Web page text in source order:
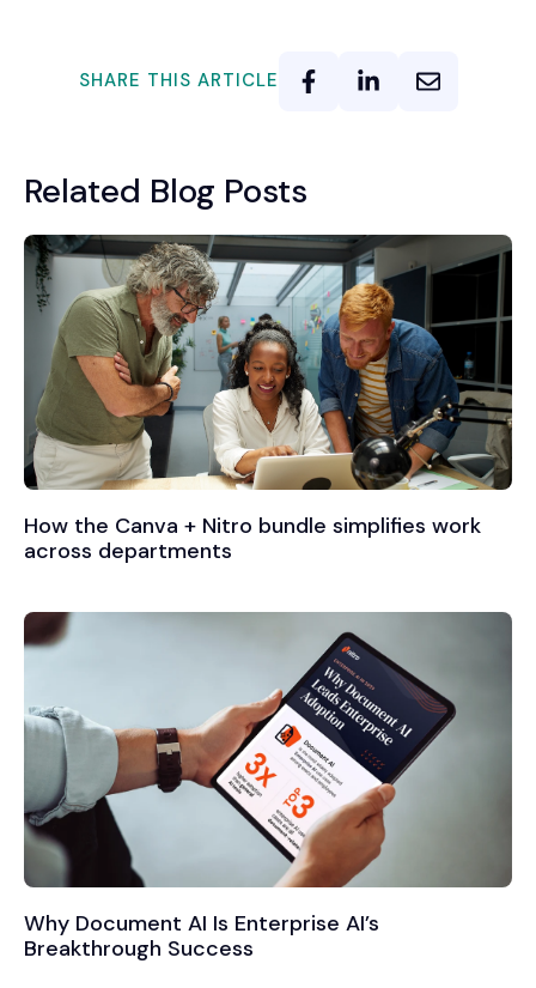
SHARE THIS ARTICLE
Related Blog Posts
How the Canva + Nitro bundle simplifies work
across departments
Why Document AI Is Enterprise AI’s
Breakthrough Success